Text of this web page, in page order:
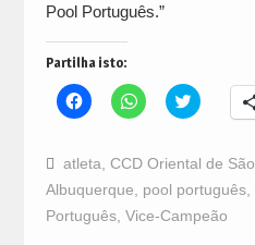
Pool Português.”
Partilha isto:
Click
to
Facebook
(Opens
new
window)
Click
to
WhatsApp
(Opens
new
window)
Click
to
Twitter
(Opens
in
new
window)
atleta CCD Oriental de
Albuquerque
pool português,
Português, Vice-Campeão